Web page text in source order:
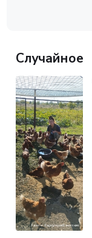
Случайное